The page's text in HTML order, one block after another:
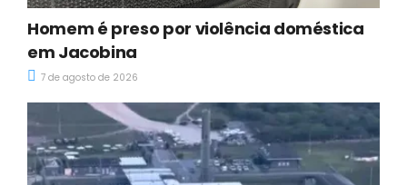
Homem é preso por violência doméstica
em Jacobina
7 de agosto de 2026